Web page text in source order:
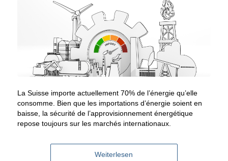
La Suisse importe actuellement 70% de l’énergie qu’elle
consomme. Bien que les importations d’énergie soient en
baisse, la sécurité de l’approvisionnement énergétique
repose toujours sur les marchés internationaux.
Weiterlesen